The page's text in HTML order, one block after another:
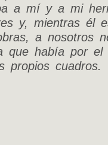
a mí y a mi
y, mientras él
a nosotros
que había por el
propios cuadros.